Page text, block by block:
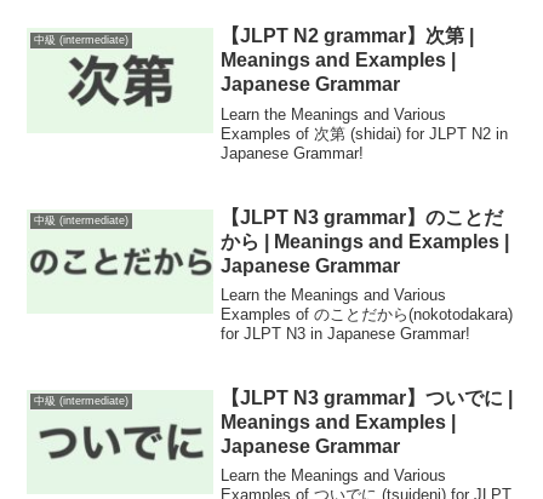
中級 (intermediate)
【JLPT N2 grammar】次第 |
Meanings and Examples |
Japanese Grammar
Learn the Meanings and Various
Examples of 次第 (shidai) for JLPT N2 in
Japanese Grammar!
中級 (intermediate)
【JLPT N3 grammar】のことだ
から | Meanings and Examples |
Japanese Grammar
Learn the Meanings and Various
Examples of のことだから(nokotodakara)
for JLPT N3 in Japanese Grammar!
中級 (intermediate)
【JLPT N3 grammar】ついでに |
Meanings and Examples |
Japanese Grammar
Learn the Meanings and Various
Examples of ついでに (tsuideni) for JLPT